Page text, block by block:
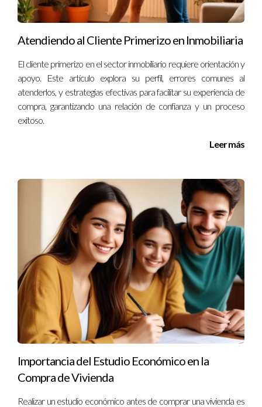
Las escrituras son fundamentales porque acreditan quién es
el propietario legal del inmueble; sin ellas no puedes realizar
ninguna transacción.
¿Qué sucede si tengo deudas del IBI?
Tener deudas pendientes del IBI puede complicar la venta; es
recomendable regularizar estas obligaciones antes de poner
tu propiedad en el mercado.
¿Necesito ayuda profesional para vender mi casa?
proceso; ellos conocen bien el mercado y pueden ayudarte a
preparar toda la documentación necesaria.
¿Cuánto tiempo toma reunir todos estos
documentos?
El tiempo varía según cada caso; algunos documentos pueden
conseguirse rápidamente mientras que otros pueden requerir
más tiempo dependiendo del registro o entidad
correspondiente.
Atendiendo al Cliente Primerizo en Inmobiliaria
El cliente primerizo en el sector inmobiliario requiere orientación y
apoyo. Este artículo explora su perfil, errores comunes al
atenderlos, y estrategias efectivas para facilitar su experiencia de
compra, garantizando una relación de confianza y un proceso
exitoso.
Leer más
Importancia del Estudio Económico en la
Compra de Vivienda
Realizar un estudio económico antes de comprar una vivienda es